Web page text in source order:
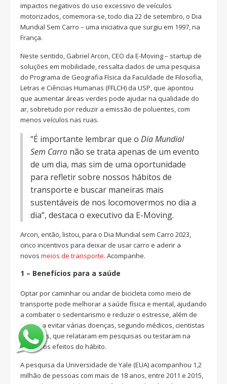
impactos negativos do uso excessivo de veículos
motorizados, comemora-se, todo dia 22 de setembro, o Dia
Mundial Sem Carro – uma iniciativa que surgiu em 1997, na
França.
Neste sentido, Gabriel Arcon, CEO da E-Moving – startup de
soluções em mobilidade, ressalta dados de uma pesquisa
do Programa de Geografia Física da Faculdade de Filosofia,
Letras e Ciências Humanas (FFLCH) da USP, que apontou
que aumentar áreas verdes pode ajudar na qualidade do
ar, sobretudo por reduzir a emissão de poluentes, com
menos veículos nas ruas.
“É importante lembrar que o Dia Mundial
Sem Carro não se trata apenas de um evento
de um dia, mas sim de uma oportunidade
para refletir sobre nossos hábitos de
transporte e buscar maneiras mais
sustentáveis de nos locomovermos no dia a
dia”, destaca o executivo da E-Moving.
Arcon, então, listou, para o Dia Mundial sem Carro 2023,
cinco incentivos para deixar de usar carro e aderir a
novos meios de transporte. Acompanhe.
1 – Benefícios para a saúde
Optar por caminhar ou andar de bicicleta como meio de
transporte pode melhorar a saúde física e mental, ajudando
a combater o sedentarismo e reduzir o estresse, além de
ajudar a evitar várias doenças, segundo médicos, cientistas
e ciclistas, que relataram em pesquisas ou testaram na
prática os efeitos do hábito.
A pesquisa da Universidade de Yale (EUA) acompanhou 1,2
milhão de pessoas com mais de 18 anos, entre 2011 e 2015,